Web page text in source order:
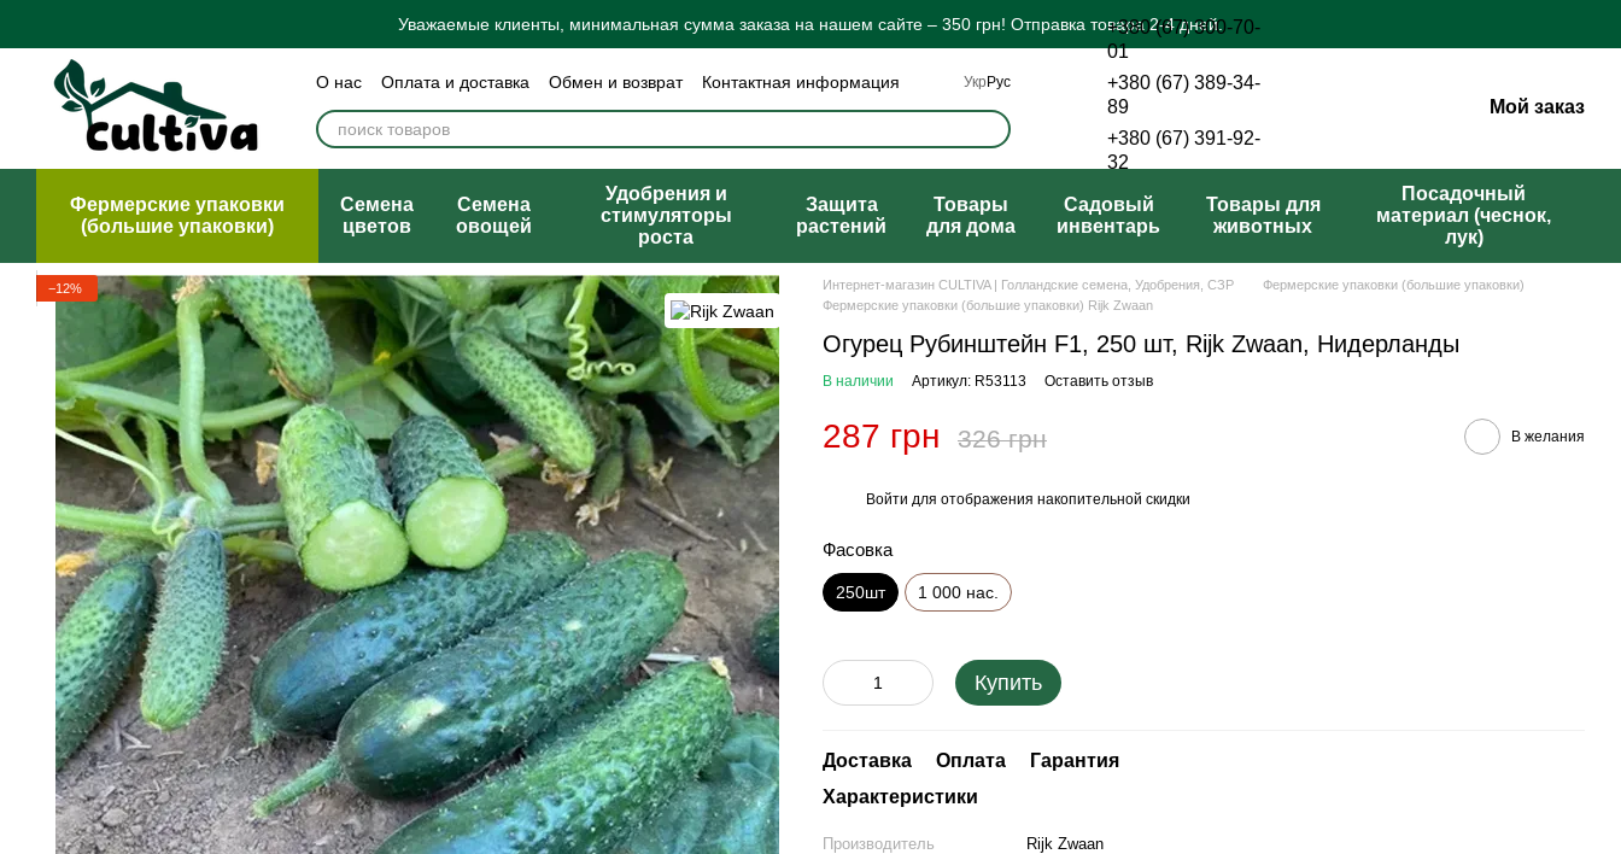
Уважаемые клиенты, минимальная сумма заказа на нашем сайте – 350 грн! Отправка товара 2-4 дней.
О нас Оплата и доставка Обмен и возврат
Контактная информация
Бренды
Блог Политика конфиденциальности
Отзывы о магазине
Договор публичной оферты
Укр Рус
+380 (67) 300-70-
01
+380 (67) 389-34-
89
+380 (67) 391-92-
32
Мой заказ
Фермерские упаковки
(большие упаковки)
Семена
цветов
Семена
овощей
Удобрения и
стимуляторы
роста
Защита
растений
Товары
для дома
Cадовый
инвентарь
Товары для
животных
Посадочный
материал (чеснок,
лук)
−12% Интернет-магазин CULTIVA | Голландские семена, Удобрения, СЗР
Фермерские упаковки (большие упаковки)
Фермерские упаковки (большие упаковки) Rijk Zwaan
Огурец Рубинштейн F1, 250 шт, Rijk Zwaan, Нидерланды
В наличии Артикул: R53113 Оставить отзыв
287 грн 326 грн В желания
Войти для отображения накопительной скидки
Фасовка
250шт 1 000 нас.
Купить
Доставка Оплата
Гарантия
Характеристики
Производитель
Rijk Zwaan